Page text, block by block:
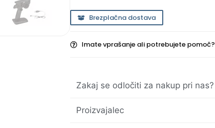
Brezplačna dostava
Imate vprašanje ali potrebujete pomoč?
Zakaj se odločiti za nakup pri nas?
Proizvajalec